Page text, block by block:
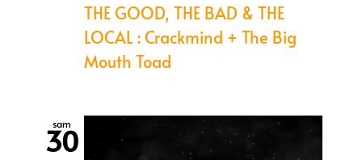
THE GOOD, THE BAD & THE
LOCAL : Crackmind + The Big
Mouth Toad
sam
30